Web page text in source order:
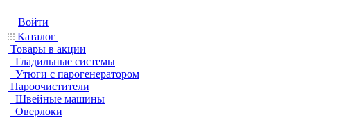
Войти
Каталог
Товары в акции
Гладильные системы
Утюги с парогенератором
Пароочистители
Швейные машины
Оверлоки